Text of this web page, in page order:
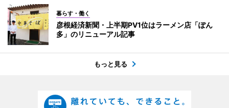
暮らす・働く
彦根経済新聞・上半期PV1位はラーメン店「ぽん
多」のリニューアル記事
もっと見る